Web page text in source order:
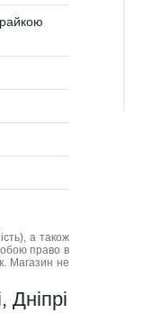
а також
право в
Магазин не
Дніпрі